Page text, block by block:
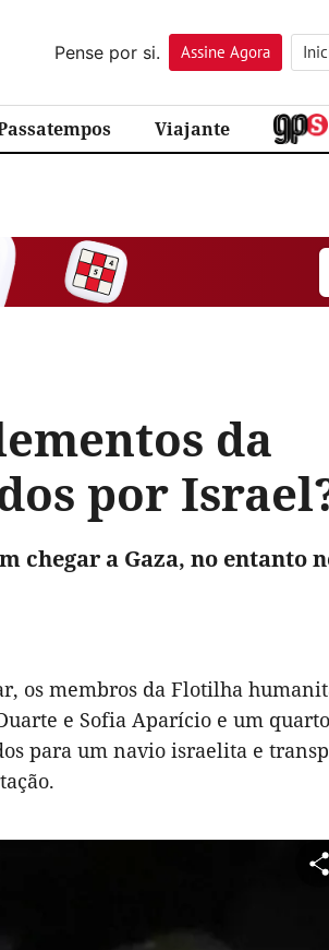
Pense por si.
Assine Agora
Viajante
da
por
chegar a Gaza, no entanto
os membros da Flotilha
e Sofia Aparício e um
para um navio israelita e